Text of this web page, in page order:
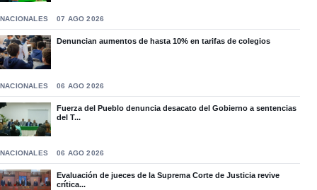
NACIONALES 07 AGO 2026
Denuncian aumentos de hasta 10% en tarifas de colegios
NACIONALES 06 AGO 2026
Fuerza del Pueblo denuncia desacato del Gobierno a sentencias
del T...
NACIONALES 06 AGO 2026
Evaluación de jueces de la Suprema Corte de Justicia revive
crítica...